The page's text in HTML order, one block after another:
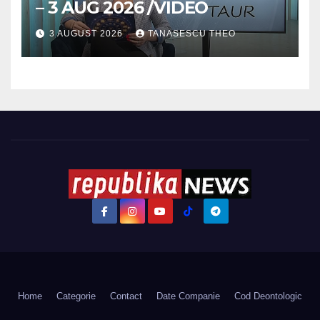
– 3 AUG 2026 /VIDEO
3 AUGUST 2026 TANASESCU THEO
Home Categorie Contact Date Companie Cod Deontologic